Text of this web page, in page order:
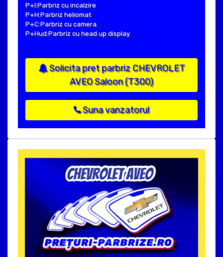
P+I:Parbriz cu incalzire
P+H:Parbriz heliomat
P+C:Parbriz cu camera
P+Hud:Parbriz cu head up display
Solicita pret parbriz CHEVROLET
AVEO Saloon (T300)
Suna vanzatorul